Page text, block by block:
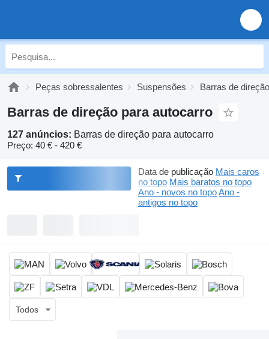
Peças sobressalentes Suspensões Barras de direção
Barras de direção para autocarro
127 anúncios: Barras de direção para autocarro
Preço: 40 € - 420 €
Data de publicação Mais caros
no topo Mais baratos no topo
Ano - novos no topoAno -
antigos no topo
Todos